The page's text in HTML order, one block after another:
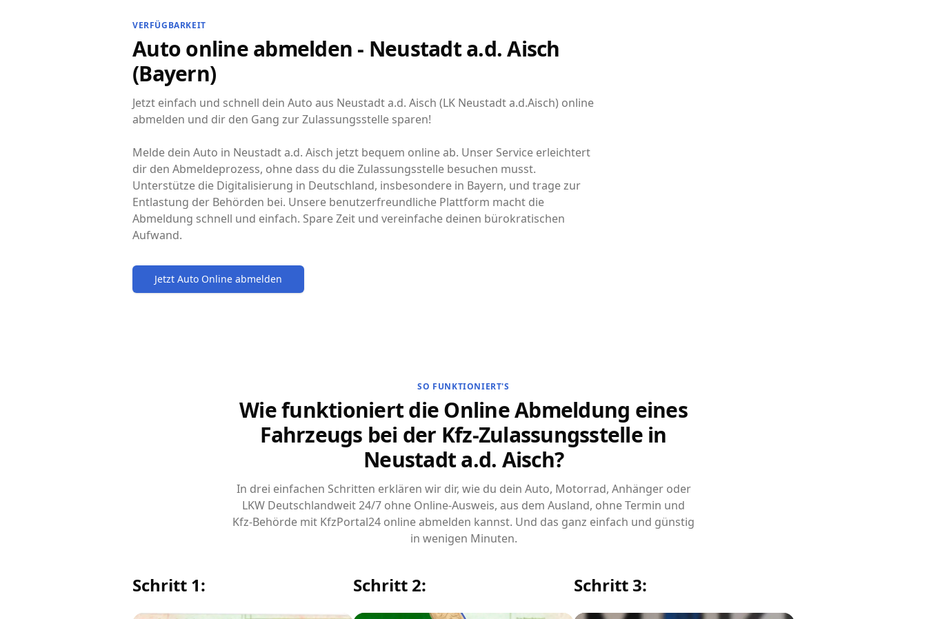
VERFÜGBARKEIT
Auto online abmelden - Neustadt a.d. Aisch
(Bayern)
Jetzt einfach und schnell dein Auto aus Neustadt a.d. Aisch (LK Neustadt a.d.Aisch) online
abmelden und dir den Gang zur Zulassungsstelle sparen!
Melde dein Auto in Neustadt a.d. Aisch jetzt bequem online ab. Unser Service erleichtert
dir den Abmeldeprozess, ohne dass du die Zulassungsstelle besuchen musst.
Unterstütze die Digitalisierung in Deutschland, insbesondere in Bayern, und trage zur
Entlastung der Behörden bei. Unsere benutzerfreundliche Plattform macht die
Abmeldung schnell und einfach. Spare Zeit und vereinfache deinen bürokratischen
Aufwand.
Jetzt Auto Online abmelden
SO FUNKTIONIERT'S
Wie funktioniert die Online Abmeldung eines
Fahrzeugs bei der Kfz-Zulassungsstelle in
Neustadt a.d. Aisch?
In drei einfachen Schritten erklären wir dir, wie du dein Auto, Motorrad, Anhänger oder
LKW Deutschlandweit 24/7 ohne Online-Ausweis, aus dem Ausland, ohne Termin und
Kfz-Behörde mit KfzPortal24 online abmelden kannst. Und das ganz einfach und günstig
in wenigen Minuten.
Schritt 1: Schritt 2: Schritt 3: